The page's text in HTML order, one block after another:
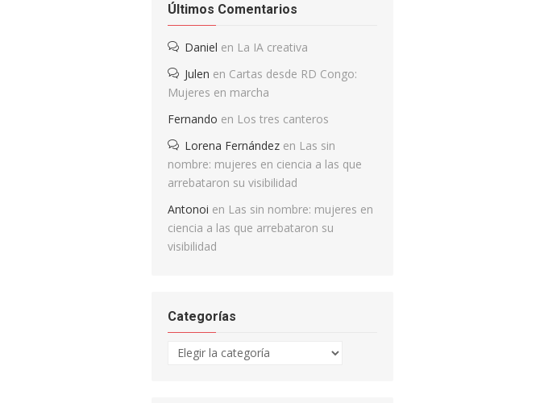
Últimos Comentarios
Daniel en La IA creativa
Julen en Cartas desde RD Congo:
Mujeres en marcha
Fernando en Los tres canteros
Lorena Fernández en Las sin
nombre: mujeres en ciencia a las que
arrebataron su visibilidad
Antonoi en Las sin nombre: mujeres en
ciencia a las que arrebataron su
visibilidad
Categorías
Categorías